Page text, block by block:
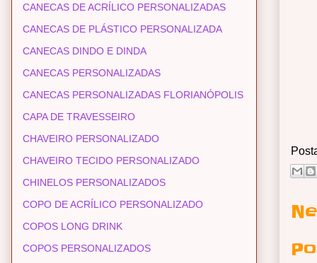
CANECAS DE ACRÍLICO PERSONALIZADAS
CANECAS DE PLÁSTICO PERSONALIZADA
CANECAS DINDO E DINDA
CANECAS PERSONALIZADAS
CANECAS PERSONALIZADAS FLORIANÓPOLIS
CAPA DE TRAVESSEIRO
CHAVEIRO PERSONALIZADO
CHAVEIRO TECIDO PERSONALIZADO
CHINELOS PERSONALIZADOS
COPO DE ACRÍLICO PERSONALIZADO
COPOS LONG DRINK
COPOS PERSONALIZADOS